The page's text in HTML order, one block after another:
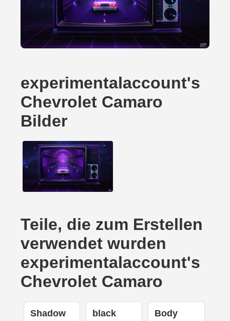
experimentalaccount's
Chevrolet Camaro
Bilder
Teile, die zum Erstellen
verwendet wurden
experimentalaccount's
Chevrolet Camaro
Shadow black Body